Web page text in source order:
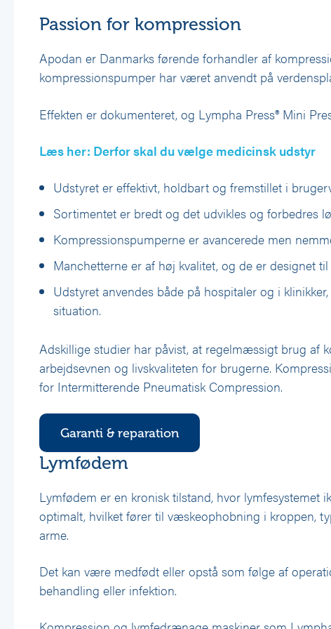
Passion for kompression
Apodan er Danmarks førende forhandler af
kompressionspumper har været anvendt på
Effekten er dokumenteret, og Lympha Press® Mini
Læs her: Derfor skal du vælge medicinsk udstyr
Udstyret er effektivt, holdbart og fremstillet i
Sortimentet er bredt og det udvikles og forbedres
Kompressionspumperne er avancerede men
Manchetterne er af høj kvalitet, og de er designet
Udstyret anvendes både på hospitaler og i
situation.
Adskillige studier har påvist, at regelmæssigt brug af
arbejdsevnen og livskvaliteten for brugerne.
for Intermitterende Pneumatisk Compression.
Garanti & reparation
Lymfødem
Lymfødem er en kronisk tilstand, hvor lymfesystemet
optimalt, hvilket fører til væskeophobning i kroppen,
arme.
Det kan være medfødt eller opstå som følge af
behandling eller infektion.